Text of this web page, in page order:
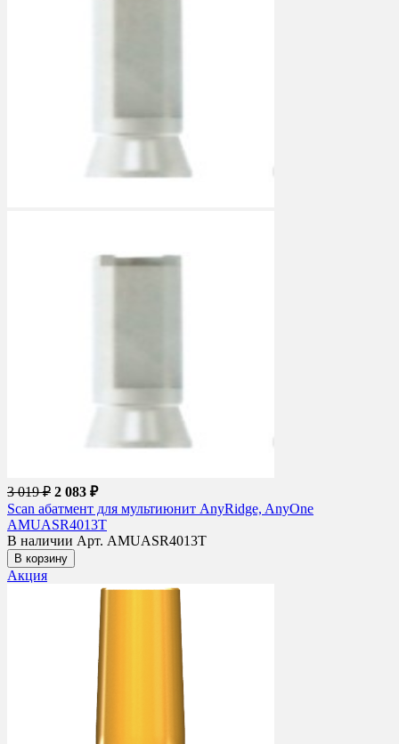
3 019 ₽ 2 083 ₽
Scan абатмент для мультиюнит AnyRidge, AnyOne
AMUASR4013T
В наличии Арт. AMUASR4013T
В корзину
Акция